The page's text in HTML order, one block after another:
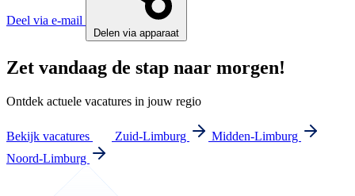
Deel via e-mail
Delen via apparaat
Zet vandaag de stap naar morgen!
Ontdek actuele vacatures in jouw regio
Bekijk vacatures Zuid-Limburg
Midden-Limburg
Noord-Limburg